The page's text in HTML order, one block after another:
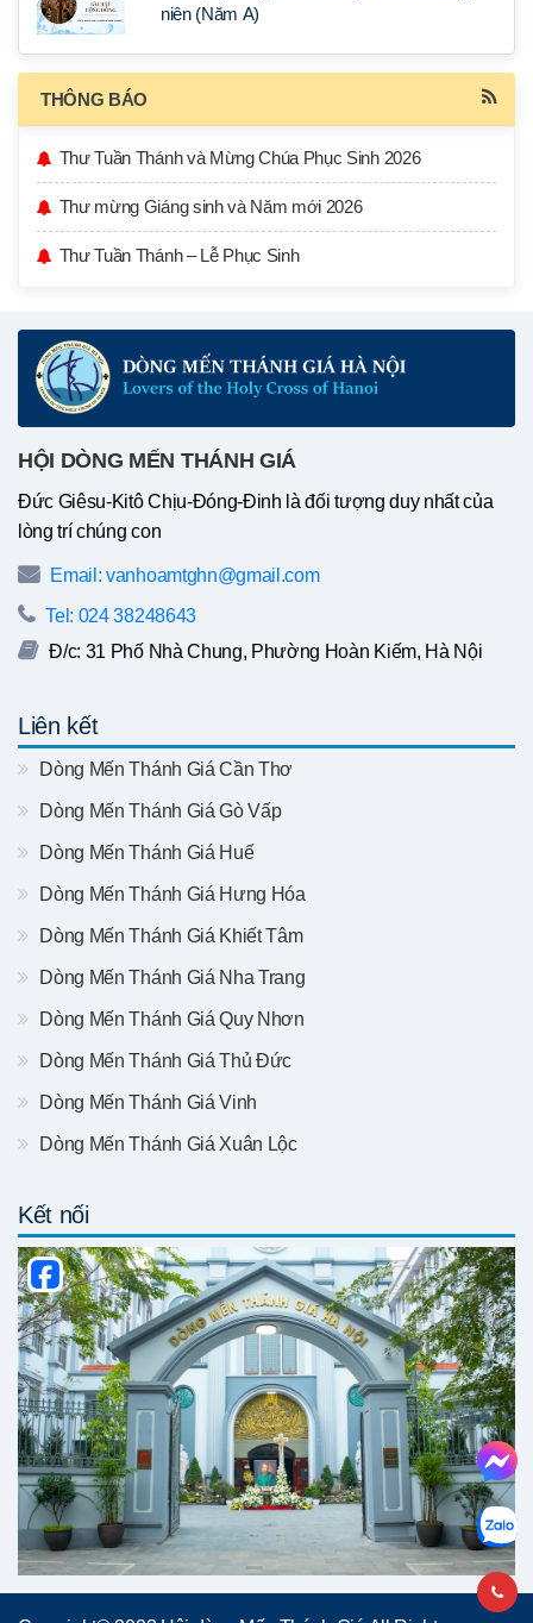
niên (Năm A)
THÔNG BÁO
Thư Tuần Thánh và Mừng Chúa Phục Sinh 2026
Thư mừng Giáng sinh và Năm mới 2026
Thư Tuần Thánh – Lễ Phục Sinh
HỘI DÒNG MẾN THÁNH GIÁ
Đức Giêsu-Kitô Chịu-Đóng-Đinh là đối tượng duy nhất của
lòng trí chúng con
Email: vanhoamtghn@gmail.com
Tel: 024 38248643
Đ/c: 31 Phố Nhà Chung, Phường Hoàn Kiếm, Hà Nội
Liên kết
Dòng Mến Thánh Giá Cần Thơ
Dòng Mến Thánh Giá Gò Vấp
Dòng Mến Thánh Giá Huế
Dòng Mến Thánh Giá Hưng Hóa
Dòng Mến Thánh Giá Khiết Tâm
Dòng Mến Thánh Giá Nha Trang
Dòng Mến Thánh Giá Quy Nhơn
Dòng Mến Thánh Giá Thủ Đức
Dòng Mến Thánh Giá Vinh
Dòng Mến Thánh Giá Xuân Lộc
Kết nối